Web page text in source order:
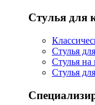
Стулья для
Стулья
Стулья на
Стулья